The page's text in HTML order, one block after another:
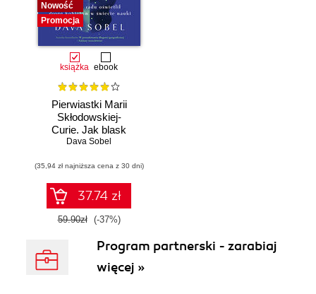
Nowość
Promocja
książka ebook
Pierwiastki Marii
Skłodowskiej-
Curie. Jak blask
radu oświetlił drogę
świecie nauki
Dava Sobel
(35,94 zł najniższa cena z 30 dni)
37.74 zł
59.90zł (-37%)
Program partnerski - zarabiaj
więcej »